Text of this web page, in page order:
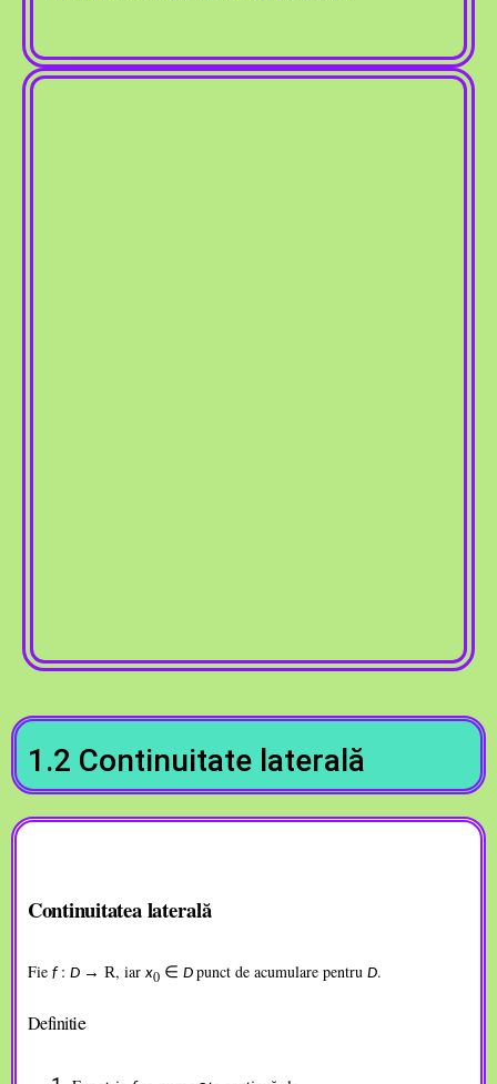
1.2 Continuitate laterală
Continuitatea laterală
Fie f : D → R, iar x0 ∈ D punct de acumulare pentru D.
Definitie